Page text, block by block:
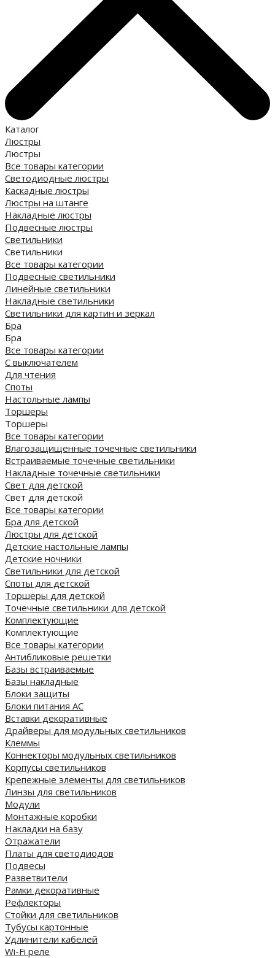
Каталог
Люстры
Люстры
Все товары категории
Светодиодные люстры
Каскадные люстры
Люстры на штанге
Накладные люстры
Подвесные люстры
Светильники
Светильники
Все товары категории
Подвесные светильники
Линейные светильники
Накладные светильники
Светильники для картин и зеркал
Бра
Бра
Все товары категории
С выключателем
Для чтения
Споты
Настольные лампы
Торшеры
Торшеры
Все товары категории
Влагозащищенные точечные светильники
Встраиваемые точечные светильники
Накладные точечные светильники
Свет для детской
Свет для детской
Все товары категории
Бра для детской
Люстры для детской
Детские настольные лампы
Детские ночники
Светильники для детской
Споты для детской
Торшеры для детской
Точечные светильники для детской
Комплектующие
Комплектующие
Все товары категории
Антибликовые решетки
Базы встраиваемые
Базы накладные
Блоки защиты
Блоки питания AC
Вставки декоративные
Драйверы для модульных светильников
Клеммы
Коннекторы модульных светильников
Корпусы светильников
Крепежные элементы для светильников
Линзы для светильников
Модули
Монтажные коробки
Накладки на базу
Отражатели
Платы для светодиодов
Подвесы
Разветвители
Рамки декоративные
Рефлекторы
Стойки для светильников
Тубусы картонные
Удлинители кабелей
Wi-Fi реле